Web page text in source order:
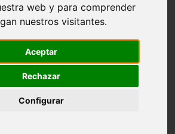
web y para comprender
nuestros visitantes.
Aceptar
Rechazar
Configurar
el modelo de coche